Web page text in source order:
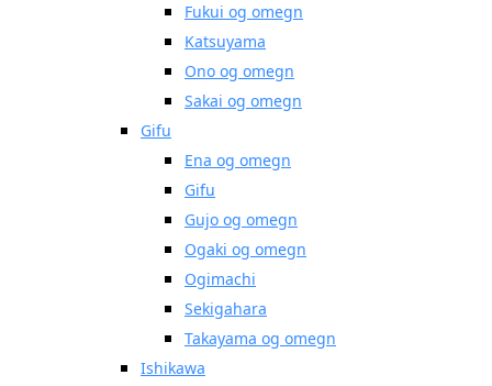
Fukui og omegn
Katsuyama
Ono og omegn
Sakai og omegn
Gifu
Ena og omegn
Gifu
Gujo og omegn
Ogaki og omegn
Ogimachi
Sekigahara
Takayama og omegn
Ishikawa